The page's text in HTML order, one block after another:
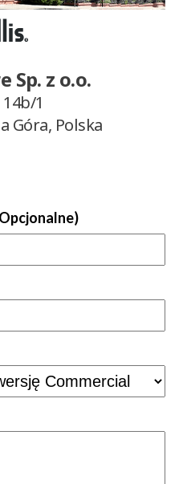
Sp. z o.o.
1
Góra, Polska
Opcjonalne)